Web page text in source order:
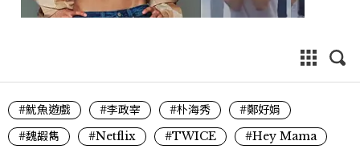
#魷魚遊戲 #李政宰 #朴海秀
#鄭好娟
#魏嘏雋
#Netflix #TWICE #Hey Mama